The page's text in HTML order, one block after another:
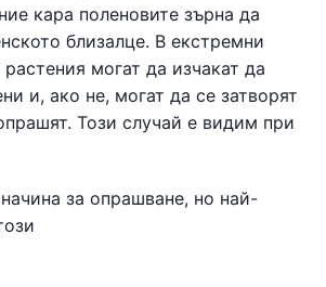
кара поленовите зърна да
близалце. В екстремни
могат да изчакат да
и, ако не, могат да се затворят
Този случай е видим при
за опрашване, но най-